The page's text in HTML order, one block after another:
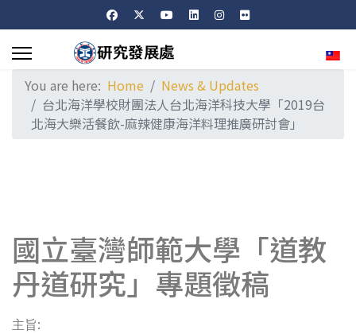
You are here: Home
News & Updates
台北海洋學校財團法人台北海洋科技大學「2019台
北海大樂活餐飲-麻辣健康海洋料理推廣研討會」
國立臺灣師範大學「道教
丹道研究」專題徵稿
主旨: